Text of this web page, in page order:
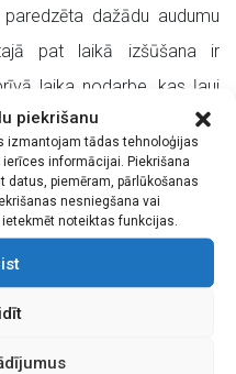
piekrišanu
izmantojam tādas tehnoloģijas
informācijai. Piekrišana
piemēram, pārlūkošanas
nesniegšana vai
noteiktas funkcijas.
dažādu audumu
pat laikā izšūšana ir
laika nodarbe, kas ļauj
apgalvo izstādes
Latvijā dzīvojošu
(jebkādā tehnikā) un kura
šīs prasmes apguvusi un
anketu elektroniski uz e-